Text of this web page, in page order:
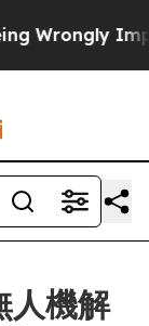
機解